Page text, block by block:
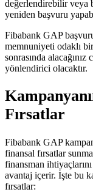
değerlendirebilir veya
yeniden başvuru
Fibabank GAP
memnuniyeti odaklı
sonrasında
yönlendirici olacaktır.
Fırsatlar
Fibabank GAP
finansal fırsatlar
finansman
avantaj içerir. İşte bu
fırsatlar: